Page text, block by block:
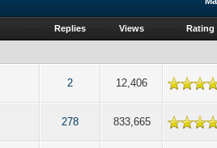
Replies Views Rating
2 12,406
278 833,665